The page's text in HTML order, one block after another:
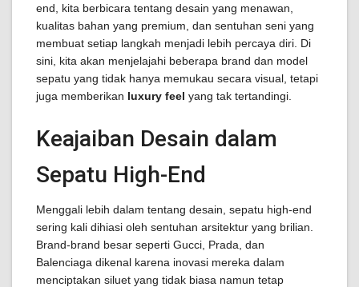
end, kita berbicara tentang desain yang menawan,
kualitas bahan yang premium, dan sentuhan seni yang
membuat setiap langkah menjadi lebih percaya diri. Di
sini, kita akan menjelajahi beberapa brand dan model
sepatu yang tidak hanya memukau secara visual, tetapi
juga memberikan luxury feel yang tak tertandingi.
Keajaiban Desain dalam
Sepatu High-End
Menggali lebih dalam tentang desain, sepatu high-end
sering kali dihiasi oleh sentuhan arsitektur yang brilian.
Brand-brand besar seperti Gucci, Prada, dan
Balenciaga dikenal karena inovasi mereka dalam
menciptakan siluet yang tidak biasa namun tetap